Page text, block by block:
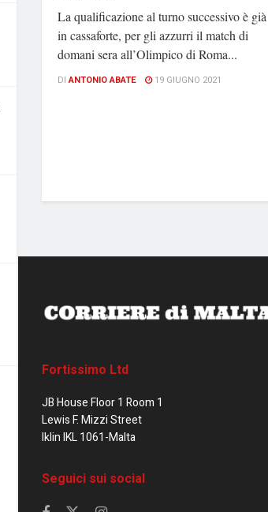
La qualificazione al turno successivo è già
in cassaforte, per gli azzurri il match di
domani sera all’Olimpico di Roma...
DI ANTONIO ABATE 19 GIUGNO 2021
Fortissimo Ltd
JB House Floor 1 Room 1
Lewis F. Mizzi Street
Iklin IKL 1061-Malta
Seguici sui social